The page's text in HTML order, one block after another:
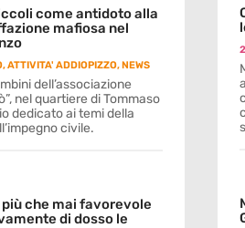
come antidoto alla
mafiosa nel
,ATTIVITA' ADDIOPIZZO,NEWS
dell’associazione
nel quartiere di Tommaso
dedicato ai temi della
civile.
che mai favorevole
di dosso le